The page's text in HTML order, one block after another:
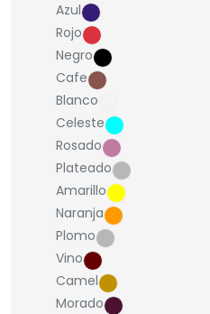
Azul
Rojo
Negro
Cafe
Blanco
Celeste
Rosado
Plateado
Amarillo
Naranja
Plomo
Vino
Camel
Morado